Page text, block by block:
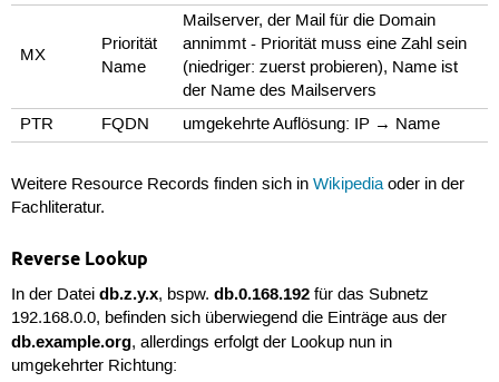
MX
Priorität
Name
Mailserver, der Mail für die Domain
annimmt - Priorität muss eine Zahl sein
(niedriger: zuerst probieren), Name ist
der Name des Mailservers
PTR
FQDN umgekehrte Auflösung: IP → Name
Weitere Resource Records finden sich in Wikipediaoder in der
Fachliteratur.
Reverse Lookup
In der Datei db.z.y.x, bspw. db.0.168.192für das Subnetz
192.168.0.0, befinden sich überwiegend die Einträge aus der
db.example.org, allerdings erfolgt der Lookup nun in
umgekehrter Richtung: